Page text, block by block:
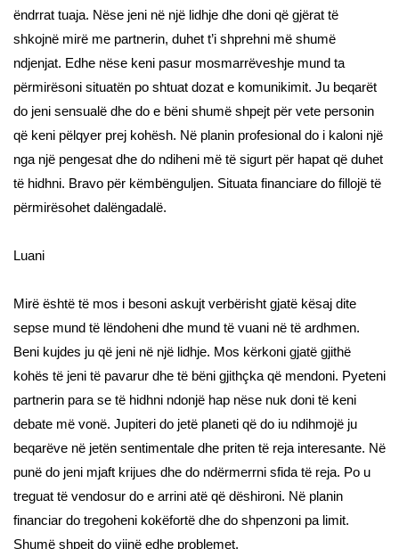
ëndrrat tuaja. Nëse jeni në një lidhje dhe doni që gjërat të
shkojnë mirë me partnerin, duhet t’i shprehni më shumë
ndjenjat. Edhe nëse keni pasur mosmarrëveshje mund ta
përmirësoni situatën po shtuat dozat e komunikimit. Ju beqarët
do jeni sensualë dhe do e bëni shumë shpejt për vete personin
që keni pëlqyer prej kohësh. Në planin profesional do i kaloni një
nga një pengesat dhe do ndiheni më të sigurt për hapat që duhet
të hidhni. Bravo për këmbënguljen. Situata financiare do fillojë të
përmirësohet dalëngadalë.
Luani
Mirë është të mos i besoni askujt verbërisht gjatë kësaj dite
sepse mund të lëndoheni dhe mund të vuani në të ardhmen.
Beni kujdes ju që jeni në një lidhje. Mos kërkoni gjatë gjithë
kohës të jeni të pavarur dhe të bëni gjithçka që mendoni. Pyeteni
partnerin para se të hidhni ndonjë hap nëse nuk doni të keni
debate më vonë. Jupiteri do jetë planeti që do iu ndihmojë ju
beqarëve në jetën sentimentale dhe priten të reja interesante. Në
punë do jeni mjaft krijues dhe do ndërmerrni sfida të reja. Po u
treguat të vendosur do e arrini atë që dëshironi. Në planin
financiar do tregoheni kokëfortë dhe do shpenzoni pa limit.
Shumë shpejt do vijnë edhe problemet.